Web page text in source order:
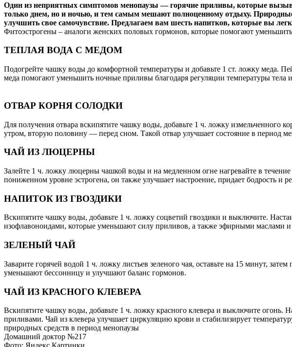
Один из неприятных симптомов менопаузы — горячие приливы, которые
только днем, но и ночью, и тем самым мешают полноценному отдыху.
улучшить свое самочувствие. Предлагаем вам шесть напитков, которые вы
Фитоэстрогены – аналоги женских половых гормонов, которые помогают
ТЕПЛАЯ ВОДА С МЕДОМ
Подогрейте чашку воды до комфортной температуры и добавьте 1 ст. ложку меда.
меда помогают уменьшить ночные приливы благодаря регуляции температуры тела
ОТВАР КОРНЯ СОЛОДКИ
Для получения отвара вскипятите чашку воды, добавьте 1 ч. ложку измельченного
утром, вторую половину — перед сном. Такой отвар улучшает состояние в период
ЧАЙ ИЗ ЛЮЦЕРНЫ
Залейте 1 ч. ложку люцерны чашкой воды и на медленном огне нагревайте в
пониженном уровне эстрогена, он также улучшает настроение, придает бодрость и
НАПИТОК ИЗ ГВОЗДИКИ
Вскипятите чашку воды, добавьте 1 ч. ложку соцветий гвоздики и выключите.
изофлавоноидами, которые уменьшают силу приливов, а также эфирными маслами
ЗЕЛЕНЫЙ ЧАЙ
Заварите горячей водой 1 ч. ложку листьев зеленого чая, оставьте на 15 минут,
уменьшают бессонницу и улучшают баланс гормонов.
ЧАЙ ИЗ КРАСНОГО КЛЕВЕРА
Вскипятите чашку воды, добавьте 1 ч. ложку красного клевера и выключите
приливами. Чай из клевера улучшает циркуляцию крови и стабилизирует
природных средств в период менопаузы
Домашний доктор №217